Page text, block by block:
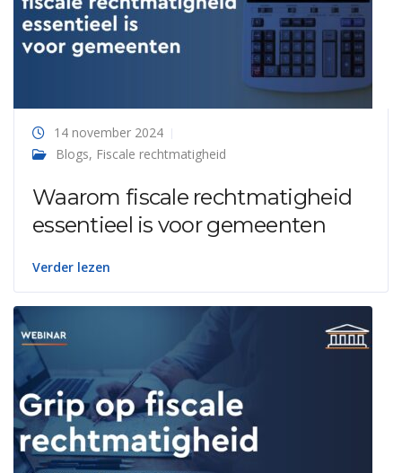
14 november 2024
Blogs, Fiscale rechtmatigheid
Waarom fiscale rechtmatigheid
essentieel is voor gemeenten
Verder lezen